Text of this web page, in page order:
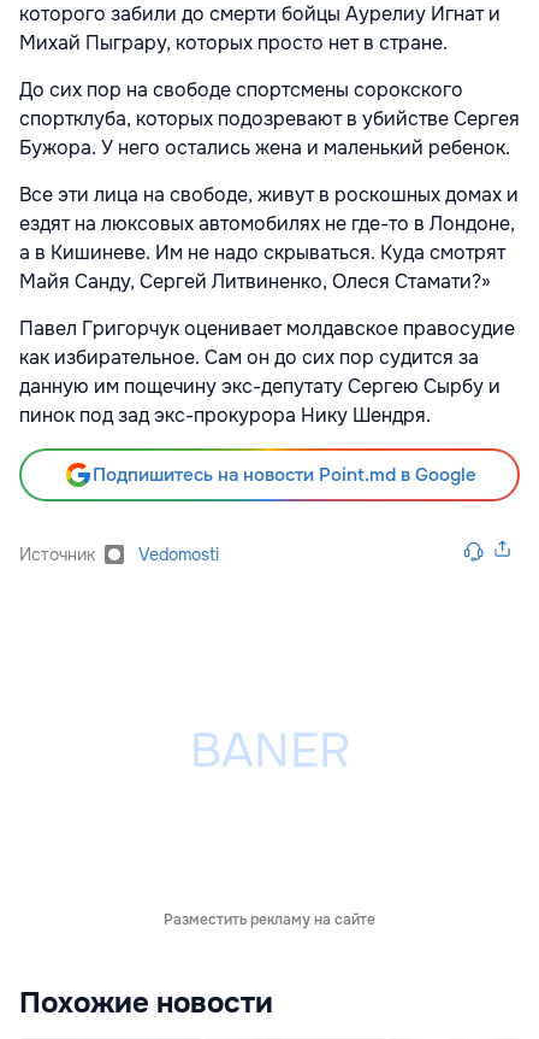
которого забили до смерти бойцы Аурелиу Игнат и
Михай Пыграру, которых просто нет в стране.
До сих пор на свободе спортсмены сорокского
спортклуба, которых подозревают в убийстве Сергея
Бужора. У него остались жена и маленький ребенок.
Все эти лица на свободе, живут в роскошных домах и
ездят на люксовых автомобилях не где-то в Лондоне,
а в Кишиневе. Им не надо скрываться. Куда смотрят
Майя Санду, Сергей Литвиненко, Олеся Стамати?»
Павел Григорчук оценивает молдавское правосудие
как избирательное. Сам он до сих пор судится за
данную им пощечину экс-депутату Сергею Сырбу и
пинок под зад экс-прокурора Нику Шендря.
Подпишитесь на новости Point.md в Google
Источник Vedomosti
Разместить рекламу на сайте
Похожие новости